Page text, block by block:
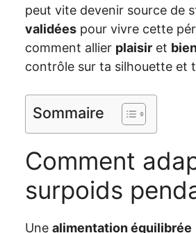
peut vite devenir source de
validées pour vivre cette
comment allier plaisir et
contrôle sur ta silhouette et
Sommaire
Comment
surpoids
Une alimentation équilibrée